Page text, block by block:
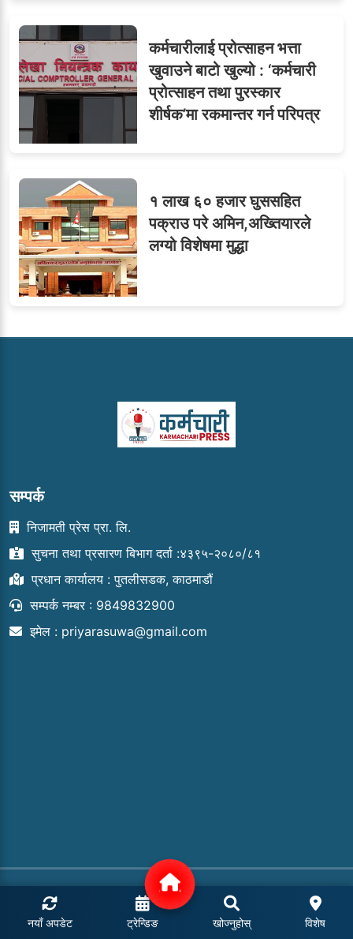
कर्मचारीलाई प्रोत्साहन भत्ता
खुवाउने बाटो खुल्यो : ‘कर्मचारी
प्रोत्साहन तथा पुरस्कार
शीर्षक’मा रकमान्तर गर्न परिपत्र
१ लाख ६० हजार घुससहित
पक्राउ परे अमिन,अख्तियारले
लग्यो विशेषमा मुद्धा
सम्पर्क
निजामती प्रेस प्रा. लि.
सुचना तथा प्रसारण बिभाग दर्ता :४३९५-२०८०/८१
प्रधान कार्यालय : पुतलीसडक, काठमाडौं
सम्पर्क नम्बर : 9849832900
इमेल : priyarasuwa@gmail.com
COPYRIGHT © 2024 | ALL RIGHTS RESERVED.
POWERED BY: MEROHOSTING
नयाँ अपडेट ट्रेन्डिङ खोज्नुहोस् विशेष